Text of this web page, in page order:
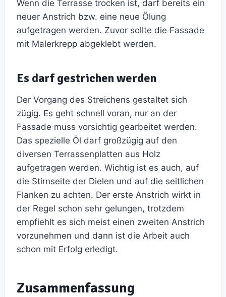
Wenn die Terrasse trocken ist, darf bereits ein
neuer Anstrich bzw. eine neue Ölung
aufgetragen werden. Zuvor sollte die Fassade
mit Malerkrepp abgeklebt werden.
Es darf gestrichen werden
Der Vorgang des Streichens gestaltet sich
zügig. Es geht schnell voran, nur an der
Fassade muss vorsichtig gearbeitet werden.
Das spezielle Öl darf großzügig auf den
diversen Terrassenplatten aus Holz
aufgetragen werden. Wichtig ist es auch, auf
die Stirnseite der Dielen und auf die seitlichen
Flanken zu achten. Der erste Anstrich wirkt in
der Regel schon sehr gelungen, trotzdem
empfiehlt es sich meist einen zweiten Anstrich
vorzunehmen und dann ist die Arbeit auch
schon mit Erfolg erledigt.
Zusammenfassung